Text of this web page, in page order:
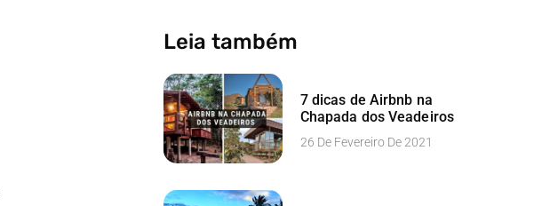
Leia também
7 dicas de Airbnb na
Chapada dos Veadeiros
26 De Fevereiro De 2021